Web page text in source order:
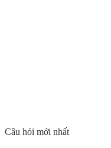
Câu hỏi mới nhất